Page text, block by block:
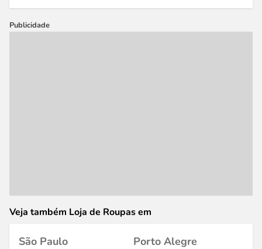
Publicidade
Veja também Loja de Roupas em
São Paulo
Porto Alegre